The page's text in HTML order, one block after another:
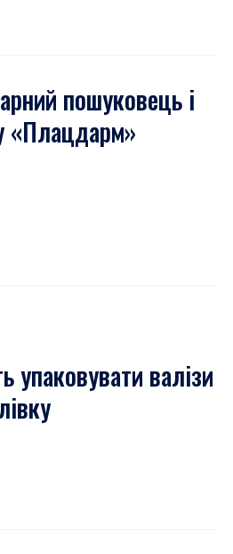
пошуковець і
«Плацдарм»
упаковувати валізи